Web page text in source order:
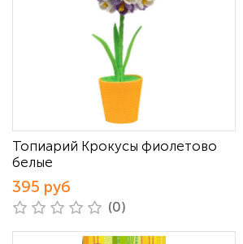
Топиарий Крокусы фиолетово
белые
395 руб
(0)